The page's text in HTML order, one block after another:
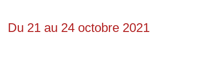
Du 21 au 24 octobre 2021